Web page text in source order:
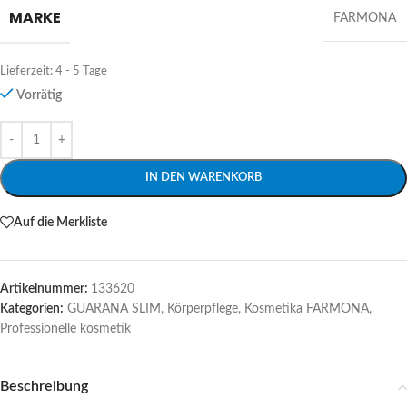
MARKE FARMONA
Lieferzeit: 4 - 5 Tage
Vorrätig
IN DEN WARENKORB
Alternative:
Auf die Merkliste
Artikelnummer: 133620
Kategorien: GUARANA SLIM , Körperpflege, Kosmetika FARMONA,
Professionelle kosmetik
Beschreibung